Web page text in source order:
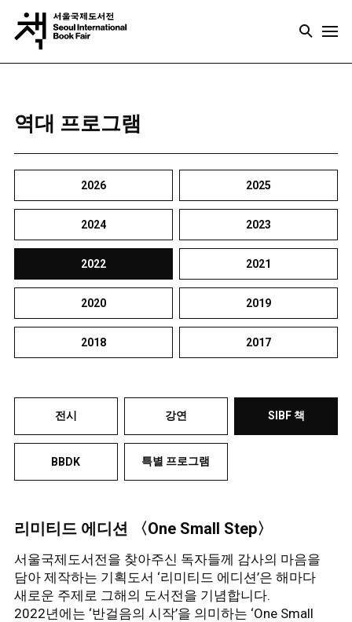
역대 프로그램
2026 2025
2024 2023
2022 2021
2020 2019
2018 2017
전시 강연 SIBF 책
BBDK 특별 프로그램
리미티드 에디션 〈One Small Step〉
서울국제도서전을 찾아주신 독자들께 감사의 마음을
담아 제작하는 기획도서 ‘리미티드 에디션’은 해마다
새로운 주제로 그해의 도서전을 기념합니다.
2022년에는 ‘반걸음의 시작’을 의미하는 ‘One Small